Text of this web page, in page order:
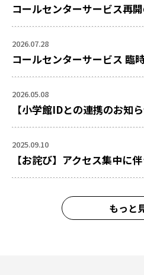
コールセンターサービス再
2026.07.28
コールセンターサービス 臨
2026.05.08
【小学館IDとの連携のお知ら
2025.09.10
【お詫び】アクセス集中に
もっと